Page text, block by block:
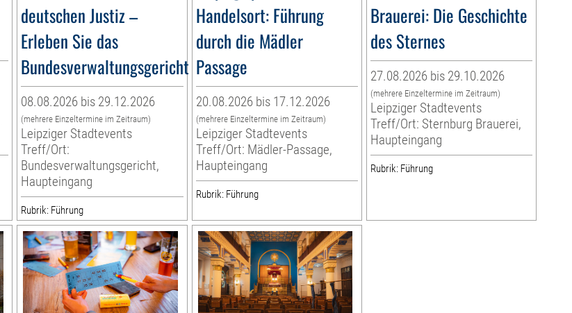
deutschen Justiz –
Erleben Sie das
Bundesverwaltungsgericht
08.08.2026 bis 29.12.2026
(mehrere Einzeltermine im Zeitraum)
Leipziger Stadtevents
Treff/Ort:
Bundesverwaltungsgericht,
Haupteingang
Rubrik: Führung
Handelsort: Führung
durch die Mädler
Passage
20.08.2026 bis 17.12.2026
(mehrere Einzeltermine im Zeitraum)
Leipziger Stadtevents
Treff/Ort: Mädler-Passage,
Haupteingang
Rubrik: Führung
Brauerei: Die Geschichte
des Sternes
27.08.2026 bis 29.10.2026
(mehrere Einzeltermine im Zeitraum)
Leipziger Stadtevents
Treff/Ort: Sternburg Brauerei,
Haupteingang
Rubrik: Führung